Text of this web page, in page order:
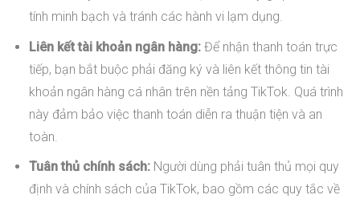
tính minh bạch và tránh các hành vi lạm dụng.
Liên kết tài khoản ngân hàng:Để nhận thanh toán trực
tiếp, bạn bắt buộc phải đăng ký và liên kết thông tin tài
khoản ngân hàng cá nhân trên nền tảng TikTok. Quá trình
này đảm bảo việc thanh toán diễn ra thuận tiện và an
toàn.
Tuân thủ chính sách:Người dùng phải tuân thủ mọi quy
định và chính sách của TikTok, bao gồm các quy tắc về